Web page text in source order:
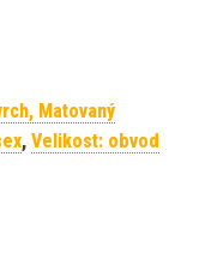
Matovaný
, Velikost: obvod